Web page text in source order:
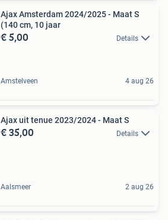
Ajax Amsterdam 2024/2025 - Maat S
(140 cm, 10 jaar
€ 5,00 Details
Amstelveen 4 aug 26
Ajax uit tenue 2023/2024 - Maat S
€ 35,00 Details
Aalsmeer 2 aug 26